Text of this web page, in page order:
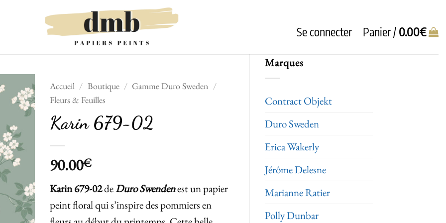
Se connecter Panier / 0.00€
Marques
Contract Objekt
Duro Sweden
Erica Wakerly
Jérôme Delesne
Marianne Ratier
Polly Dunbar
Ajouter
à la liste
de
Accueil / Boutique / Gamme Duro Sweden /
Fleurs & Feuilles
Karin 679-02
90.00€
Karin 679-02deDuro Swendenest un papier
peint floral qui s’inspire des pommiers en